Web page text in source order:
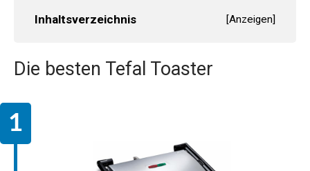
Inhaltsverzeichnis [Anzeigen]
Die besten Tefal Toaster